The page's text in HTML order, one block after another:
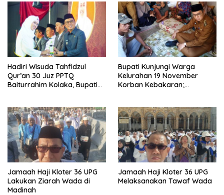
Hadiri Wisuda Tahfidzul
Qur’an 30 Juz PPTQ
Baiturrahim Kolaka, Bupati
Bupati Kunjungi Warga
Kelurahan 19 November
Korban Kebakaran;
Jamaah Haji Kloter 36 UPG
Lakukan Ziarah Wada di
Madinah
Jamaah Haji Kloter 36 UPG
Melaksanakan Tawaf Wada